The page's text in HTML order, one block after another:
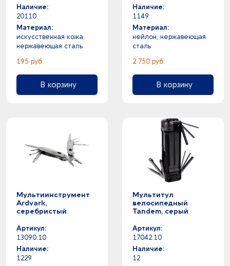
Наличие:
20110
Материал:
искусственная кожа,
нержавеющая сталь
195 руб.
В корзину
Наличие:
1149
Материал:
нейлон, нержавеющая
сталь
2 750 руб.
В корзину
Мультиинструмент
Ardvark,
серебристый
Артикул:
13090.10
Наличие:
1229
Мультитул
велосипедный
Tandem, серый
Артикул:
17042.10
Наличие:
12